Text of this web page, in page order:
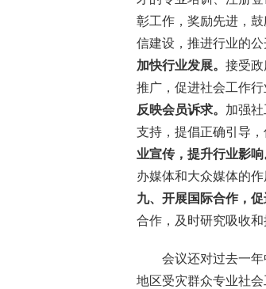
彰工作，奖励先进，鼓
信建设，推进行业的
加快行业发展。 接受
推广，促进社会工作
反映会员诉求。 加强
支持，提倡正确引导
业宣传，提升行业影响
办媒体和大众媒体的
九、开展国际合作，促
合作，及时研究吸收
会议还对过去一
地区受灾群众专业社